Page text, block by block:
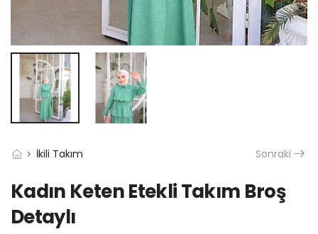
İkili Takım Sonraki
Kadın Keten Etekli Takım Broş
Detaylı